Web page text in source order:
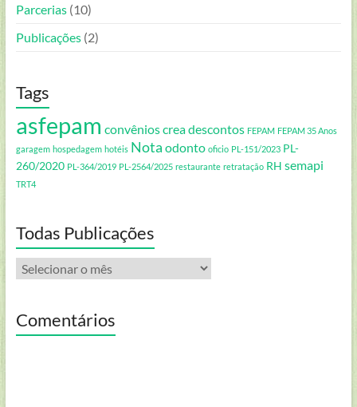
Parcerias(10)
Publicações(2)
Tags
asfepam convênioscreadescontos FEPAM FEPAM 35 Anos
garagem hospedagem hotéis Nota odonto oficio PL-151/2023 PL-
260/2020 PL-364/2019 PL-2564/2025 restaurante retratação RH semapi
TRT4
Todas Publicações
Todas
Publicações
Comentários